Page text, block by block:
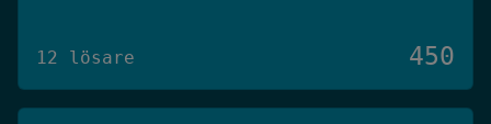
12 lösare 450